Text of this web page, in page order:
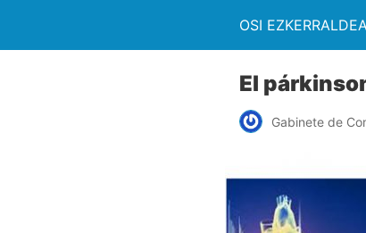
OSI
El
Gabinete de